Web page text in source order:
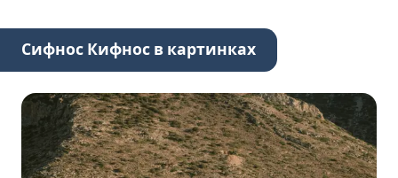
Сифнос Кифнос в картинках